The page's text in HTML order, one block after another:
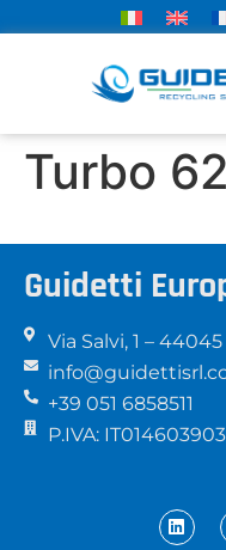
Turbo
Guidetti
Via Salvi, 1 –
+39 051 6858511
P.IVA: